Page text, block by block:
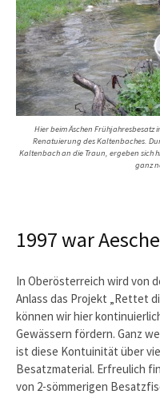
Hier beim Äschen Frühjahresbesatz
Renatuierung des Kaltenbaches.
Kaltenbach an die Traun, ergeben sich
ganz
1997 war
In Oberösterreich wird von
Anlass das Projekt „Rettet
können wir hier
Gewässern fördern. Ganz
ist diese Kontuinität über
Besatzmaterial. Erfreulich
von 2-sömmerigen